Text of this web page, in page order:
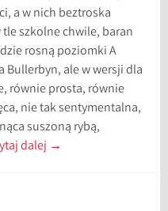
a w nich beztroska
szkolne chwile, baran
rosną poziomki A
Bullerbyn, ale w wersji dla
równie prosta, równie
nie tak sentymentalna,
suszoną rybą,
dalej →